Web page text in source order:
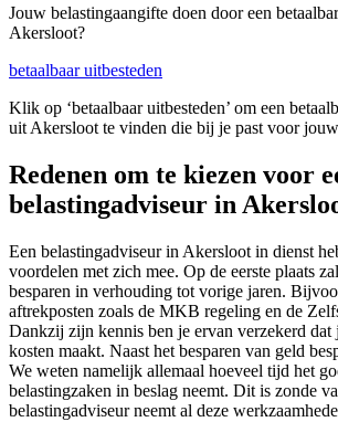
Jouw belastingaangifte doen door een
Akersloot?
betaalbaar uitbesteden
Klik op ‘betaalbaar uitbesteden’ om een
uit Akersloot te vinden die bij je past voor
Redenen om te kiezen voor
belastingadviseur in
Een belastingadviseur in Akersloot in dienst
voordelen met zich mee. Op de eerste plaats
besparen in verhouding tot vorige jaren.
aftrekposten zoals de MKB regeling en de
Dankzij zijn kennis ben je ervan verzekerd dat
kosten maakt. Naast het besparen van geld
We weten namelijk allemaal hoeveel tijd het
belastingzaken in beslag neemt. Dit is zonde
belastingadviseur neemt al deze